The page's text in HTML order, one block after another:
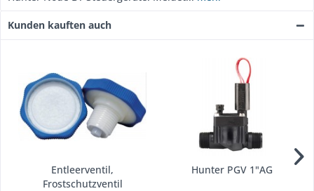
Kunden kauften auch
Entleerventil,
Frostschutzventil
Hunter PGV 1"AG